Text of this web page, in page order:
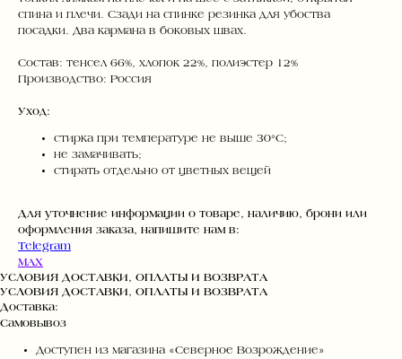
спина и плечи. Сзади на спинке резинка для убоства
посадки. Два кармана в боковых швах.
Состав: тенсел 66%, хлопок 22%, полиэстер 12%
Производство: Россия
Уход:
стирка при температуре не выше 30°C;
не замачивать;
стирать отдельно от цветных вещей
Для уточнение информации о товаре, наличию, брони или
оформления заказа, напишите нам в:
Telegram
MAX
УСЛОВИЯ ДОСТАВКИ, ОПЛАТЫ И ВОЗВРАТА
УСЛОВИЯ ДОСТАВКИ, ОПЛАТЫ И ВОЗВРАТА
Доставка:
Самовывоз
Доступен из магазина «Северное Возрождение»